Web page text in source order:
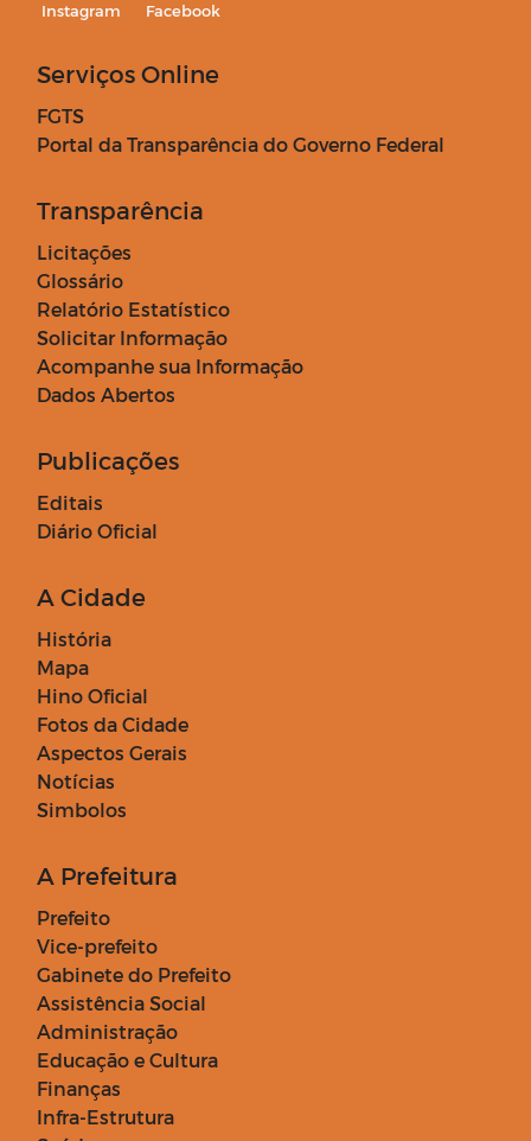
Instagram Facebook
Serviços Online
FGTS
Portal da Transparência do Governo Federal
Transparência
Licitações
Glossário
Relatório Estatístico
Solicitar Informação
Acompanhe sua Informação
Dados Abertos
Publicações
Editais
Diário Oficial
A Cidade
História
Mapa
Hino Oficial
Fotos da Cidade
Aspectos Gerais
Notícias
Simbolos
A Prefeitura
Prefeito
Vice-prefeito
Gabinete do Prefeito
Assistência Social
Administração
Educação e Cultura
Finanças
Infra-Estrutura